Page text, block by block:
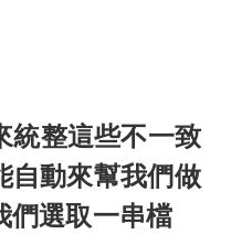
統整這些不一致
自動來幫我們做
們選取一串檔